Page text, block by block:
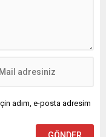
adım, e-posta adresim